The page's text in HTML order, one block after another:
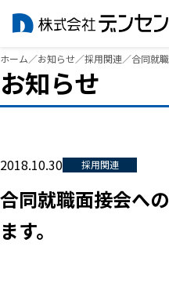
内
容
を
ッ
ホーム／お知らせ／採用関連／合同就
お知らせ
2018.10.30 採用関連
合同就職面接会へ
ます。